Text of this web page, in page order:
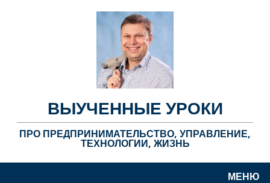
ВЫУЧЕННЫЕ УРОКИ
ПРО ПРЕДПРИНИМАТЕЛЬСТВО, УПРАВЛЕНИЕ,
ТЕХНОЛОГИИ, ЖИЗНЬ
МЕНЮ